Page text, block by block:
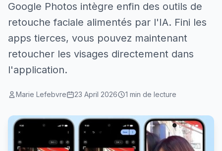
Google Photos intègre enfin des outils de
retouche faciale alimentés par l'IA. Fini les
apps tierces, vous pouvez maintenant
retoucher les visages directement dans
l'application.
Marie Lefebvre 23 April 2026 1 min de lecture